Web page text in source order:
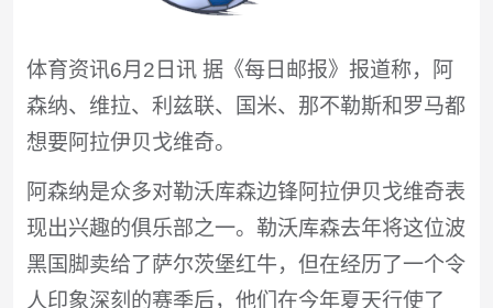
体育资讯6月2日讯 据《每日邮报》报道称，阿
森纳、维拉、利兹联、国米、那不勒斯和罗马都
想要阿拉伊贝戈维奇。
阿森纳是众多对勒沃库森边锋阿拉伊贝戈维奇表
现出兴趣的俱乐部之一。勒沃库森去年将这位波
黑国脚卖给了萨尔茨堡红牛，但在经历了一个令
人印象深刻的赛季后，他们在今年夏天行使了